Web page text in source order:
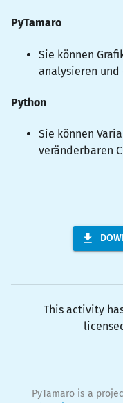
PyTamaro
Sie können
analysieren und
Python
Sie können
veränderbaren
This activity
PyTamaro is a